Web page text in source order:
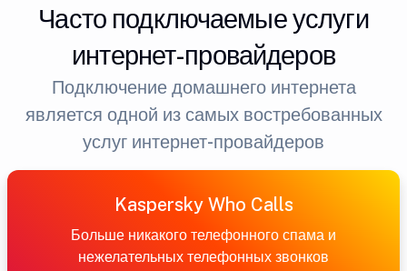
Часто подключаемые услуги
интернет-провайдеров
Подключение домашнего интернета
является одной из самых востребованных
услуг интернет-провайдеров
Kaspersky Who Calls
Больше никакого телефонного спама и
нежелательных телефонных звонков